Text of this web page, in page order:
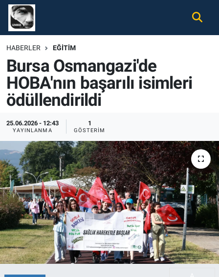
HABERLER EĞITIM
Bursa Osmangazi'de
HOBA'nın başarılı isimleri
ödüllendirildi
25.06.2026 - 12:43
YAYINLANMA
1
GÖSTERIM
Gündem
Ekonomi
Spor
Tüm Haberler
İletişim
Künye
Nöbetçi Eczaneler
Hava Durumu
Namaz Vakitleri
Süper Lig Puan Durumu ve Fikstür
Tüm Manşetler
Son Dakika Haberleri
Haber Arşivi